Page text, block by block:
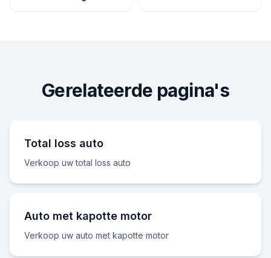
Gerelateerde pagina's
Total loss auto
Verkoop uw total loss auto
Auto met kapotte motor
Verkoop uw auto met kapotte motor